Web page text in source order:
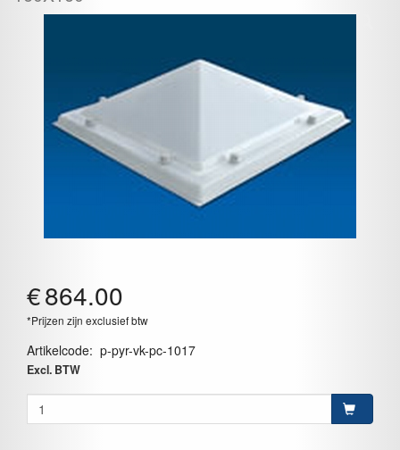
€864.00
*Prijzen zijn exclusief btw
Artikelcode: p-pyr-vk-pc-1017
Excl. BTW